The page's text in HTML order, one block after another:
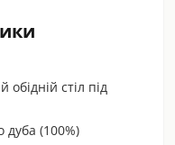
стіл під
дуба (100%)